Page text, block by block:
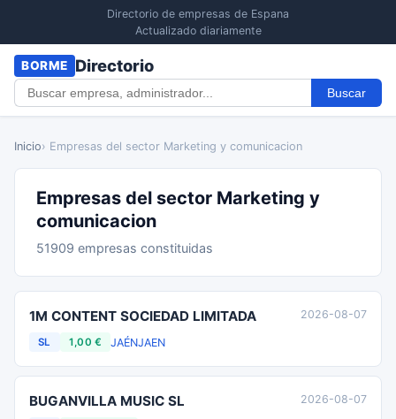
Directorio de empresas de Espana
Actualizado diariamente
BORME Directorio
Buscar
Inicio› Empresas del sector Marketing y comunicacion
Empresas del sector Marketing y
comunicacion
51909 empresas constituidas
1M CONTENT SOCIEDAD LIMITADA
SL 1,00 € JAÉNJAEN
2026-08-07
BUGANVILLA MUSIC SL 2026-08-07